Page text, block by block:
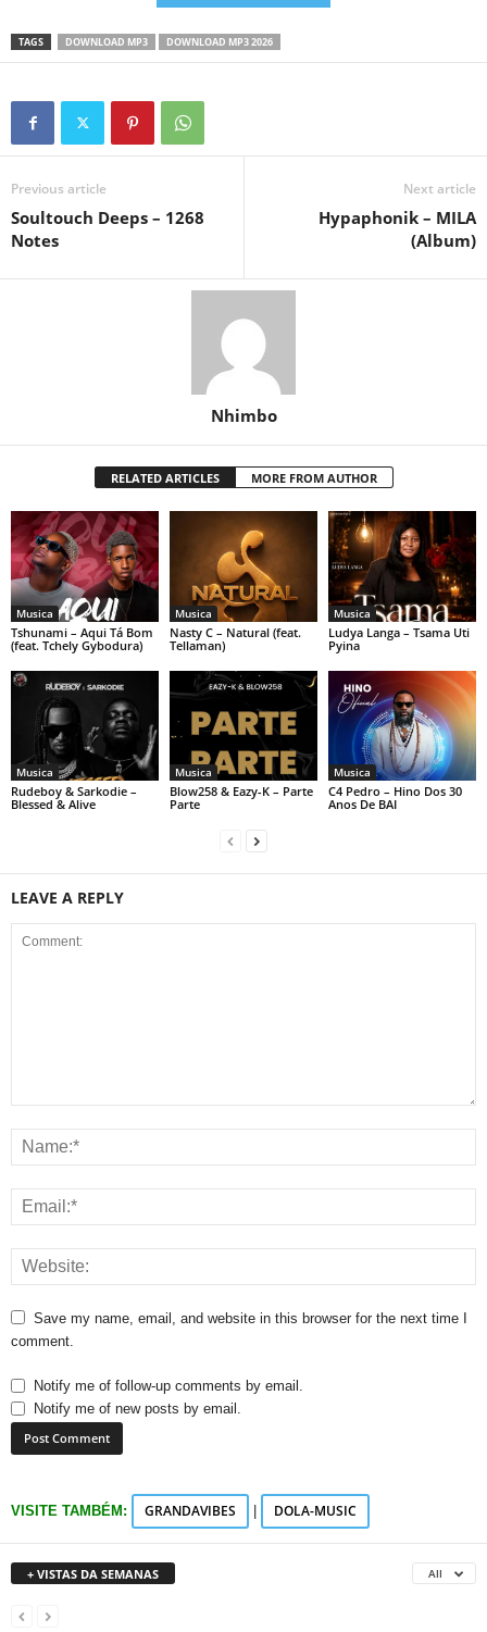
TAGS DOWNLOAD MP3 DOWNLOAD MP3 2026
Previous article
Soultouch Deeps – 1268
Notes
Next article
Hypaphonik – MILA
(Album)
Nhimbo
RELATED ARTICLES MORE FROM AUTHOR
Musica
Tshunami – Aqui Tá Bom
(feat. Tchely Gybodura)
Musica
Nasty C – Natural (feat.
Tellaman)
Musica
Ludya Langa – Tsama Uti
Pyina
Musica
Rudeboy & Sarkodie –
Blessed & Alive
Musica
Blow258 & Eazy-K – Parte
Parte
Musica
C4 Pedro – Hino Dos 30
Anos De BAI
LEAVE A REPLY
Save my name, email, and website in this browser for the next time I
comment.
Notify me of follow-up comments by email.
Notify me of new posts by email.
VISITE TAMBÉM: GRANDAVIBES DOLA-MUSIC
+ VISTAS DA SEMANAS All